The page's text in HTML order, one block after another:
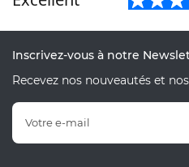
Inscrivez-vous à notre
Recevez nos nouveautés et